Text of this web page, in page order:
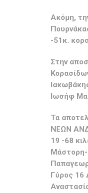
Ακόμη,
-51κ.
Στην
Ιωσήφ
Τα
ΝΕΩΝ
19 -68
Μάστορη-
Γύρος 16